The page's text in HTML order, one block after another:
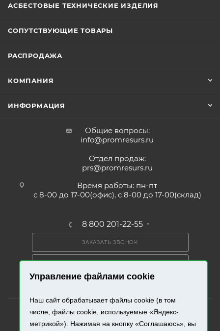
Управление файлами cookie
Наш сайт обрабатывает файлы cookie (в том
числе, файлы cookie, используемые «Яндекс-
метрикой»). Нажимая на кнопку «Соглашаюсь», вы
АСБЕСТОВЫЕ ТЕХНИЧЕСКИЕ ИЗДЕЛИЯ
СОПУТСТВУЮЩИЕ ТОВАРЫ
РАСПРОДАЖА
КОМПАНИЯ
ИНФОРМАЦИЯ
Общие вопросы:
info@promresurs.ru
Отдел продаж:
prs@promresurs.ru
Время работы: пн-пт
с 8-00 до 17-00(офис), с 8-00 до 17-00(склад)
8 800 201-22-55
ЗАКАЗАТЬ ЗВОНОК